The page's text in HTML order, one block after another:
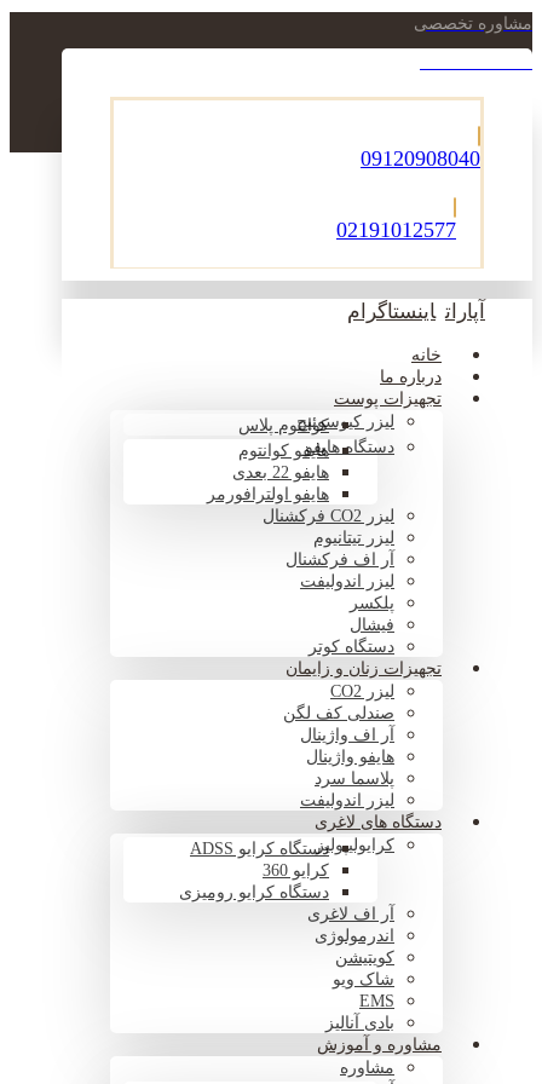
مشاوره تخصصی
09120908040
02191012577
آپارات اینستاگرام
خانه
درباره ما
تجهیزات پوست
لیزر کیوسوئیچکوانتوم پلاس
دستگاه هایفوهایفو کوانتوم
هایفو 22 بعدی
هایفو اولترافورمر
لیزر CO2 فرکشنال
لیزر تیتانیوم
آر اف فرکشنال
لیزر اندولیفت
پلکسر
فیشال
دستگاه کوتر
تجهیزات زنان و زایمان
لیزر CO2
صندلی کف لگن
آر اف واژینال
هایفو واژینال
پلاسما سرد
لیزر اندولیفت
دستگاه های لاغری
کرایولیپولیزدستگاه کرایو ADSS
کرایو 360
دستگاه کرایو رومیزی
آر اف لاغری
اندرمولوژی
کویتیشن
شاک ویو
EMS
بادی آنالیز
مشاوره و آموزش
مشاوره